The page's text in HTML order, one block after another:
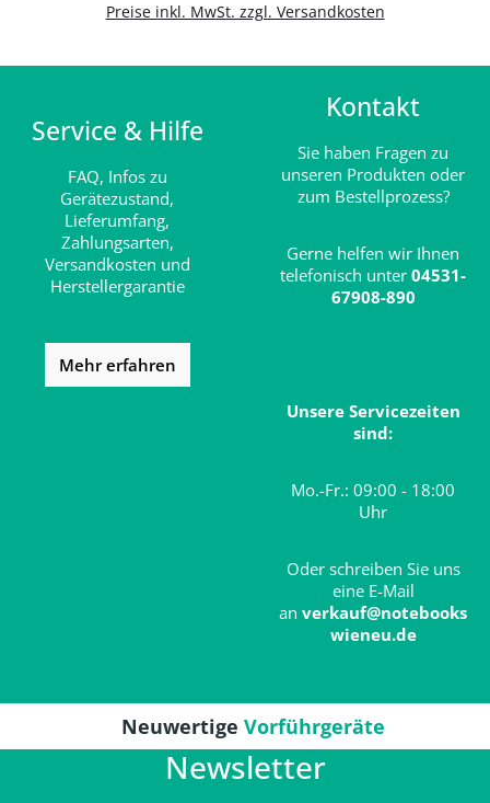
Preise inkl. MwSt. zzgl. Versandkosten
Service & Hilfe
FAQ, Infos zu
Gerätezustand,
Lieferumfang,
Zahlungsarten,
Versandkosten und
Herstellergarantie
Mehr erfahren
Kontakt
Sie haben Fragen zu
unseren Produkten oder
zum Bestellprozess?
Gerne helfen wir Ihnen
telefonisch unter 04531-
67908-890
Unsere Servicezeiten
sind:
Mo.-Fr.: 09:00 - 18:00
Uhr
Oder schreiben Sie uns
eine E-Mail
an verkauf@notebooks
wieneu.de
Neuwertige Vorführgeräte
Newsletter